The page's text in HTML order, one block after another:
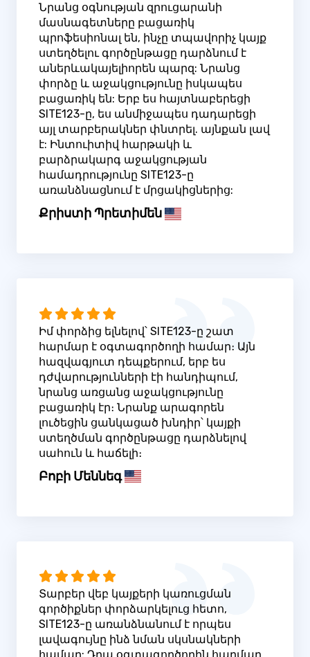
Նրանց օգնության զրուցարանի
մասնագետները բացառիկ
պրոֆեսիոնալ են, ինչը տպավորիչ կայք
ստեղծելու գործընթացը դարձնում է
աներևակայելիորեն պարզ: Նրանց
փորձը և աջակցությունը իսկապես
բացառիկ են: Երբ ես հայտնաբերեցի
SITE123-ը, ես անմիջապես դադարեցի
այլ տարբերակներ փնտրել. այնքան լավ
է: Ինտուիտիվ հարթակի և
բարձրակարգ աջակցության
համադրությունը SITE123-ը
առանձնացնում է մրցակիցներից:
Քրիստի Պրետիմեն
Իմ փորձից ելնելով՝ SITE123-ը շատ
հարմար է օգտագործողի համար։ Այն
հազվագյուտ դեպքերում, երբ ես
դժվարությունների էի հանդիպում,
նրանց առցանց աջակցությունը
բացառիկ էր։ Նրանք արագորեն
լուծեցին ցանկացած խնդիր՝ կայքի
ստեղծման գործընթացը դարձնելով
սահուն և հաճելի։
Բոբի Մեննեգ
Տարբեր վեբ կայքերի կառուցման
գործիքներ փորձարկելուց հետո,
SITE123-ը առանձնանում է որպես
լավագույնը ինձ նման սկսնակների